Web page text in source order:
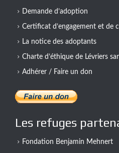
Demande d’adoption
Certificat d’engagement et de
La notice des adoptants
Charte d’éthique de Lévriers
Adhérer / Faire un don
Les refuges
Fondation Benjamin Mehnert